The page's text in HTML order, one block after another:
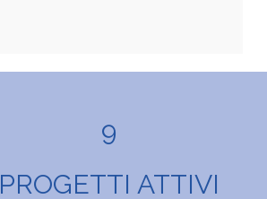
9
PROGETTI ATTIVI